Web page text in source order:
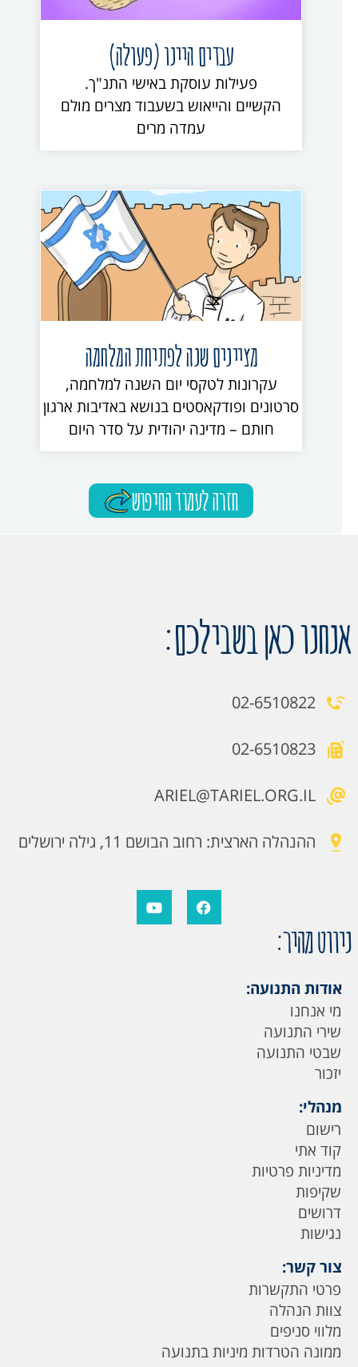
עבדים היינו (פעולה)
פעילות עוסקת באישי התנ"ך.
הקשיים והייאוש בשעבוד מצרים מולם
עמדה מרים
מציינים שנה לפתיחת המלחמה
עקרונות לטקסי יום השנה למלחמה,
סרטונים ופודקאסטים בנושא באדיבות ארגון
חותם – מדינה יהודית על סדר היום
חזרה לעמוד החיפוש
אנחנו כאן בשבילכם:
02-6510822
02-6510823
ARIEL@TARIEL.ORG.IL
ההנהלה הארצית: רחוב הבושם 11, גילה ירושלים
ניווט מהיר:
אודות התנועה:
מי אנחנו
שירי התנועה
שבטי התנועה
יזכור
מנהלי:
רישום
קוד אתי
מדיניות פרטיות
שקיפות
דרושים
נגישות
צור קשר:
פרטי התקשרות
צוות הנהלה
מלווי סניפים
ממונה הטרדות מיניות בתנועה